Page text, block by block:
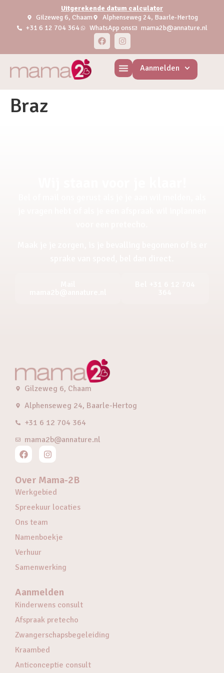
Uitgerekende datum calculator
Gilzeweg 6, Chaam
Alphenseweg 24, Baarle-Hertog
+31 6 12 704 364
WhatsApp ons mama2b@annature.nl
Aanmelden
Braz
Gilzeweg 6, Chaam
Alphenseweg 24, Baarle-Hertog
+31 6 12 704 364
mama2b@annature.nl
Over Mama-2B
Werkgebied
Spreekuur locaties
Ons team
Namenboekje
Verhuur
Samenwerking
Aanmelden
Kinderwens consult
Afspraak pretecho
Zwangerschapsbegeleiding
Kraambed
Anticonceptie consult